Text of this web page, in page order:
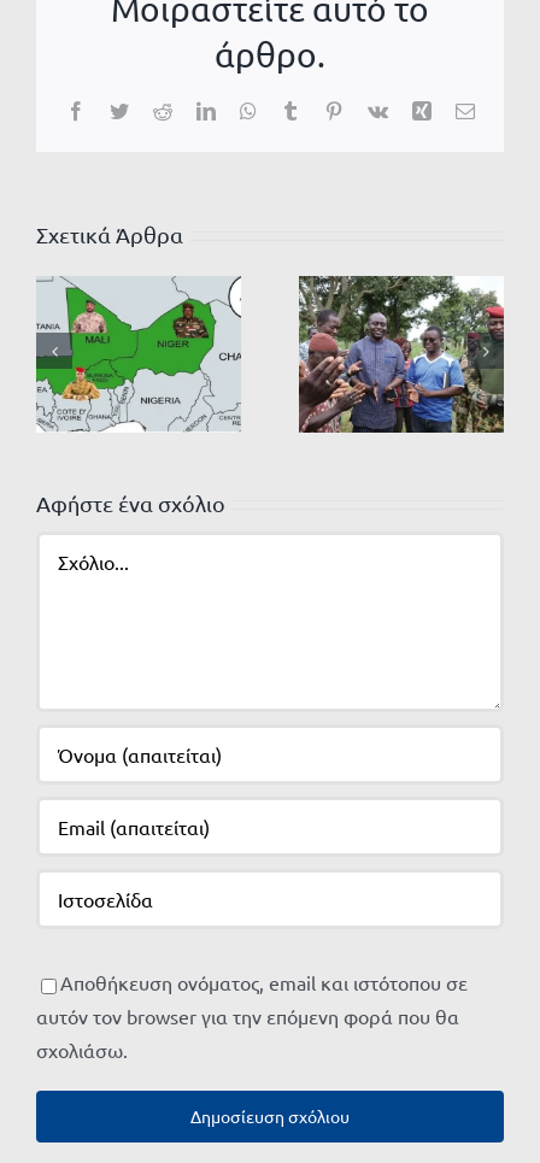
Μοιραστείτε αυτό το
άρθρο.
Facebook
TwitterRedditLinkedInWhatsApp
TumblrPinterest
Vk Xing Email
Σχετικά Άρθρα
Αφήστε ένα σχόλιο
Αποθήκευση ονόματος, email και ιστότοπου σε
αυτόν τον browser για την επόμενη φορά που θα
σχολιάσω.